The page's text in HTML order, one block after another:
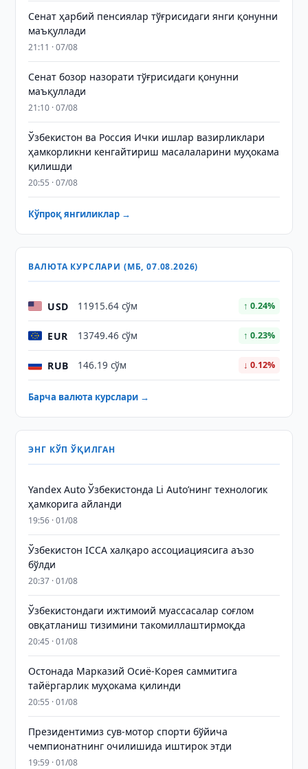
Сенат ҳарбий пенсиялар тўғрисидаги янги қонунни
маъқуллади
21:11 · 07/08
Сенат бозор назорати тўғрисидаги қонунни
маъқуллади
21:10 · 07/08
Ўзбекистон ва Россия Ички ишлар вазирликлари
ҳамкорликни кенгайтириш масалаларини муҳокама
қилишди
20:55 · 07/08
Кўпроқ янгиликлар →
ВАЛЮТА КУРСЛАРИ (МБ, 07.08.2026)
USD 11915.64 сўм ↑ 0.24%
EUR 13749.46 сўм ↑ 0.23%
RUB 146.19 сўм ↓ 0.12%
Барча валюта курслари →
ЭНГ КЎП ЎҚИЛГАН
Yandex Auto Ўзбекистонда Li Auto’нинг технологик
ҳамкорига айланди
19:56 · 01/08
Ўзбекистон ICCA халқаро ассоциациясига аъзо
бўлди
20:37 · 01/08
Ўзбекистондаги ижтимоий муассасалар соғлом
овқатланиш тизимини такомиллаштирмоқда
20:45 · 01/08
Остонада Марказий Осиё-Корея саммитига
тайёргарлик муҳокама қилинди
20:55 · 01/08
Президентимиз сув-мотор спорти бўйича
чемпионатнинг очилишида иштирок этди
19:59 · 01/08